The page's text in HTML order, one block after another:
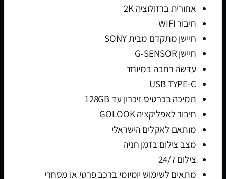
אחורית ברזולוציה 2K
חיבור WIFI
חיישן מתקדם מבית SONY
חיישן G-SENSOR
עדשה רחבה במיוחד
USB TYPE-C
תמיכה בכרטיס זיכרון עד 128GB
חיבור לאפליקציה GOLOOK
מותאם לאקלים הישראלי
מצב צילום בזמן חניה
צילום 24/7
מתאים לשימוש יומיומי ברכב פרטי או מסחרי